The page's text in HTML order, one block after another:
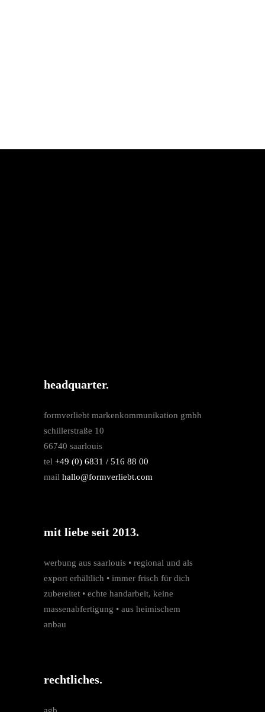
headquarter.
formverliebt markenkommunikation gmbh
schillerstraße 10
66740 saarlouis
tel +49 (0) 6831 / 516 88 00
mail hallo@formverliebt.com
mit liebe seit 2013.
werbung aus saarlouis • regio­nal und als
export erhältlich • immer frisch für dich
zubereitet • echte hand­arbeit, keine
massen­­abfertigung • aus heimischem
anbau
rechtliches.